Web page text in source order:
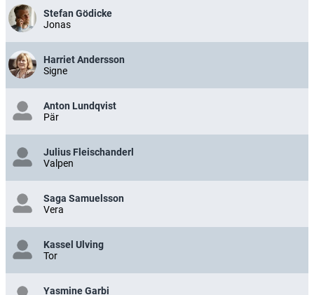
Stefan Gödicke
Jonas
Harriet Andersson
Signe
Anton Lundqvist
Pär
Julius Fleischanderl
Valpen
Saga Samuelsson
Vera
Kassel Ulving
Tor
Yasmine Garbi